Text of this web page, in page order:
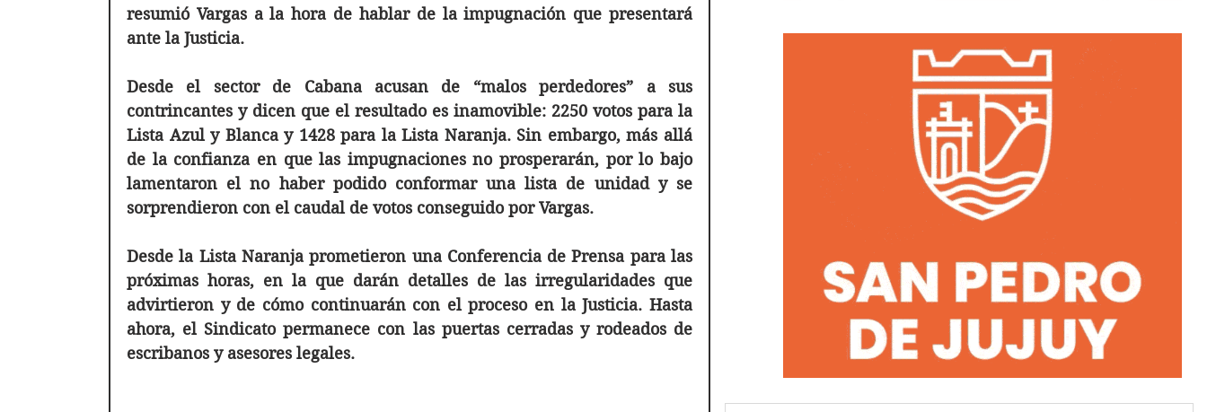
resumió Vargas a la hora de hablar de la impugnación que presentará
ante la Justicia.
Desde el sector de Cabana acusan de “malos perdedores” a sus
contrincantes y dicen que el resultado es inamovible: 2250 votos para la
Lista Azul y Blanca y 1428 para la Lista Naranja. Sin embargo, más allá
de la confianza en que las impugnaciones no prosperarán, por lo bajo
lamentaron el no haber podido conformar una lista de unidad y se
sorprendieron con el caudal de votos conseguido por Vargas.
Desde la Lista Naranja prometieron una Conferencia de Prensa para las
próximas horas, en la que darán detalles de las irregularidades que
advirtieron y de cómo continuarán con el proceso en la Justicia. Hasta
ahora, el Sindicato permanece con las puertas cerradas y rodeados de
escribanos y asesores legales.